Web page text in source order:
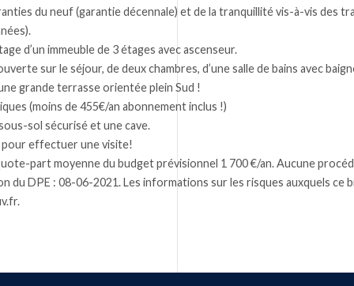
du neuf (garantie décennale) et de la tranquillité vis-à-vis des
d’un immeuble de 3 étages avec ascenseur.
sur le séjour, de deux chambres, d’une salle de bains avec
grande terrasse orientée plein Sud !
(moins de 455€/an abonnement inclus !)
sol sécurisé et une cave.
effectuer une visite!
part moyenne du budget prévisionnel 1 700 €/an. Aucune
du DPE : 08-06-2021. Les informations sur les risques auxquels